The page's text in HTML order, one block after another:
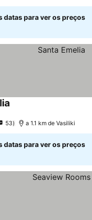
datas para ver os preços
53 a 1.1 km de Vasiliki
datas para ver os preços